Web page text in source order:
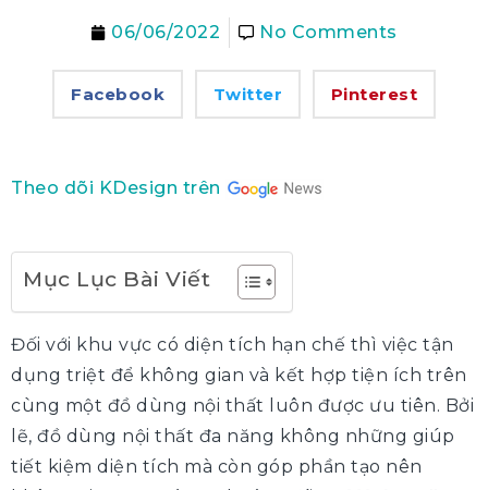
06/06/2022 No Comments
Facebook Twitter Pinterest
Theo dõi KDesign trên
Mục Lục Bài Viết
Đối với khu vực có diện tích hạn chế thì việc tận
dụng triệt để không gian và kết hợp tiện ích trên
cùng một đồ dùng nội thất luôn được ưu tiên. Bởi
lẽ, đồ dùng nội thất đa năng không những giúp
tiết kiệm diện tích mà còn góp phần tạo nên